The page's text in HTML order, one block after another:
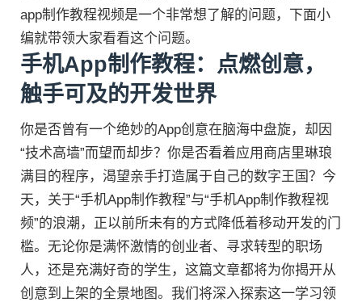
app制作教程视频是一个非常想了解的问题，下面小
编就带领大家看看这个问题。
手机App制作教程：点燃创意，
触手可及的开发世界
你是否曾有一个绝妙的App创意在脑海中盘旋，却因
“技术高墙”而望而却步？你是否看着应用商店里琳琅
满目的程序，渴望亲手打造属于自己的数字王国？今
天，关于“手机App制作教程”与“手机App制作教程视
频”的浪潮，正以前所未有的方式降低着移动开发的门
槛。无论你是满怀激情的创业者、寻求转型的职场
人，还是充满好奇的学生，这篇文章都将为你揭开从
创意到上架的全景地图。我们将深入探索这一学习领